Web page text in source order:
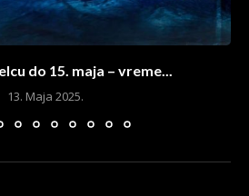
do 15. maja – vreme...
13. Maja 2025.